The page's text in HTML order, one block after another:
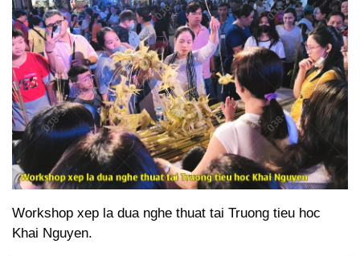
Workshop xep la dua nghe thuat tai Truong tieu hoc
Khai Nguyen.